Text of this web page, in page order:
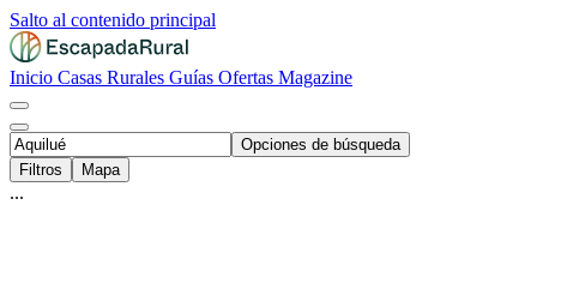
Salto al contenido principal
Inicio Casas Rurales Guías Ofertas Magazine
Opciones de búsqueda
Filtros
Mapa
...